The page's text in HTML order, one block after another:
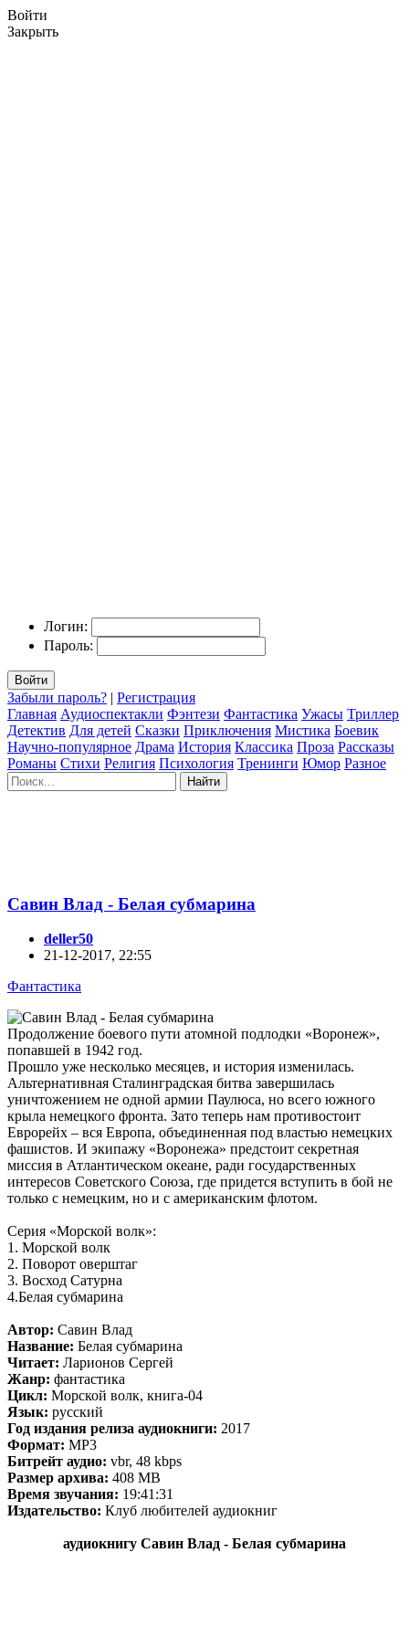
Войти
Закрыть
Логин:
Пароль:
Войти
Забыли пароль? | Регистрация
Главная Аудиоспектакли Фэнтези Фантастика Ужасы Триллер
Детектив Для детей Сказки Приключения Мистика Боевик
Научно-популярное Драма История Классика Проза Рассказы
Романы Стихи Религия Психология Тренинги Юмор Разное
Найти
Савин Влад - Белая субмарина
deller50
21-12-2017, 22:55
Фантастика
Продолжение боевого пути атомной подлодки «Воронеж»,
попавшей в 1942 год.
Прошло уже несколько месяцев, и история изменилась.
Альтернативная Сталинградская битва завершилась
уничтожением не одной армии Паулюса, но всего южного
крыла немецкого фронта. Зато теперь нам противостоит
Еврорейх – вся Европа, объединенная под властью немецких
фашистов. И экипажу «Воронежа» предстоит секретная
миссия в Атлантическом океане, ради государственных
интересов Советского Союза, где придется вступить в бой не
только с немецким, но и с американским флотом.
Серия «Морской волк»:
1. Морской волк
2. Поворот оверштаг
3. Восход Сатурна
4.Белая субмарина
Автор: Савин Влад
Название: Белая субмарина
Читает: Ларионов Сергей
Жанр: фантастика
Цикл: Морской волк, книга-04
Язык: русский
Год издания релиза аудиокниги: 2017
Формат: MP3
Битрейт аудио: vbr, 48 kbps
Размер архива: 408 MB
Время звучания: 19:41:31
Издательство: Клуб любителей аудиокниг
аудиокнигу Савин Влад - Белая субмарина